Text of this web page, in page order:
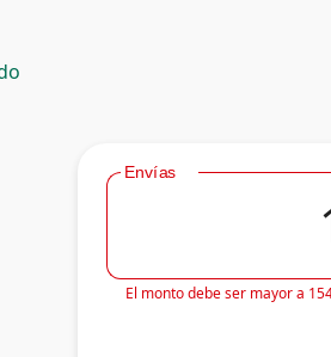
Envías
El monto debe ser mayor a